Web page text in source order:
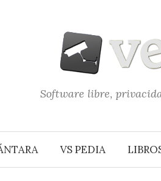
Software libre,
VS PEDIA